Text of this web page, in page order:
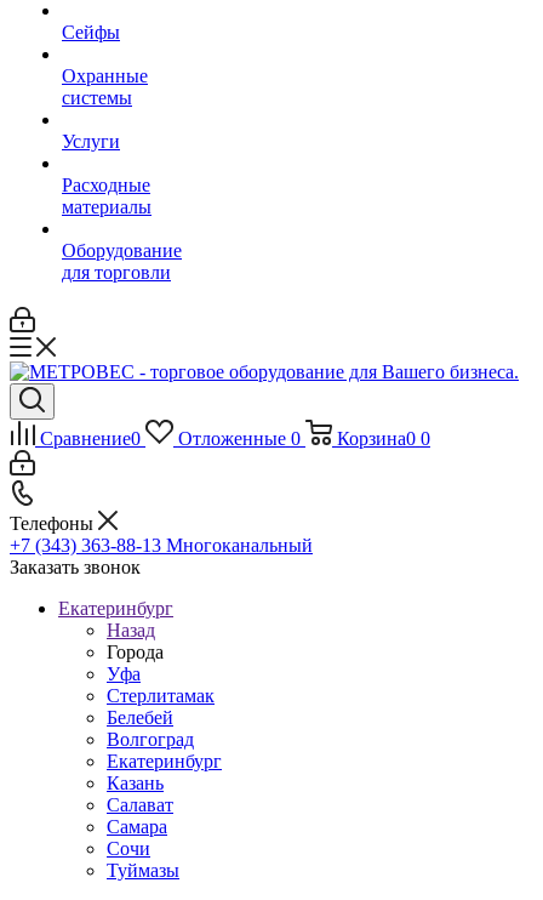
Сейфы
Охранные
системы
Услуги
Расходные
материалы
Оборудование
для торговли
Сравнение0 Отложенные 0 Корзина0 0
Телефоны
+7 (343) 363-88-13 Многоканальный
Заказать звонок
Екатеринбург
Назад
Города
Уфа
Стерлитамак
Белебей
Волгоград
Екатеринбург
Казань
Салават
Самара
Сочи
Туймазы